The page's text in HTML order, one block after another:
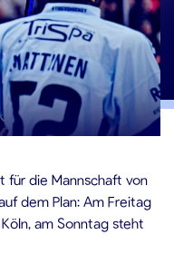
für die Mannschaft von
dem Plan: Am Freitag
am Sonntag steht